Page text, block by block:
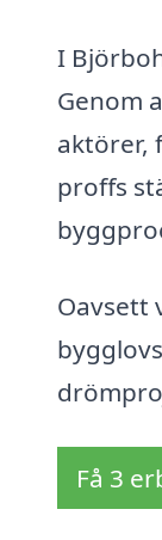
I
Genom
aktörer,
proffs
Oavsett
Få 3